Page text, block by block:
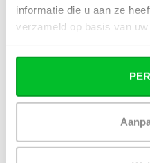
informatie die u aan ze
verzameld op basis van
Avez-vous une
Simon est heureux de
toutes vos questions.